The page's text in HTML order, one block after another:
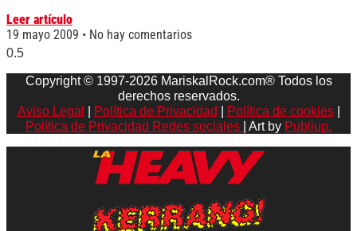
Leer artículo
19 mayo 2009
No hay comentarios
Copyright © 1997-2026 MariskalRock.com® Todos los
derechos reservados.
Aviso Legal
Política de Privacidad Política de cookies|
Política de Privacidad Redes sociales
| Art by Publiup.